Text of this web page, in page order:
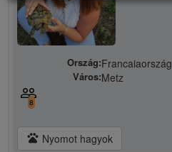
Ország:Francaiaország
Város:Metz
people_outline
8
pets Nyomot hagyok